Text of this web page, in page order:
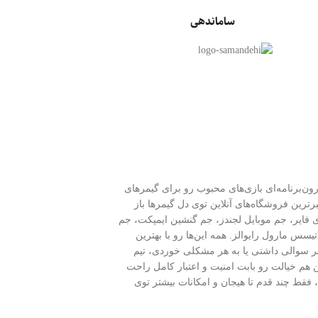
ساماندهی
درون‌برنامه‌ای بازی‌های محبوب رو برای گیمرهای
عنوان یکی از معتبرترین فروشگاه‌های آنلاین توی دل گیمرها باز
جم موبایل لجندز، جم گنشین ایمپکت، جم
مارول رایوالز. همه این‌ها رو با بهترین
داشتی یا به هر مشکلی خوردی، تیم
امن هم خیالت رو بابت امنیت و اعتبار کامل راحت
چند قدم تا هیجان و امکانات بیشتر توی